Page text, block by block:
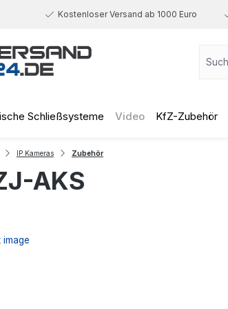
Kostenloser Versand ab 1000 Euro
Schließsysteme Video KfZ-Zubehör
IP Kameras Zubehör
AKS